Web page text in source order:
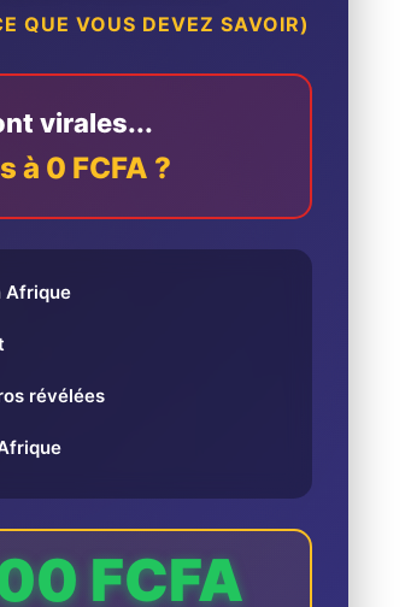
QUE VOUS DEVEZ SAVOIR)
virales...
à 0 FCFA ?
Afrique
révélées
FCFA